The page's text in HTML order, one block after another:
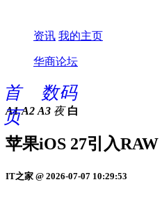
资讯 我的主页
华商论坛
首
页
数码
A1 A2 A3 夜 白
苹果iOS 27引入
IT之家 @ 2026-07-07 10:29:53